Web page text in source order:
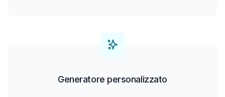
Generatore personalizzato